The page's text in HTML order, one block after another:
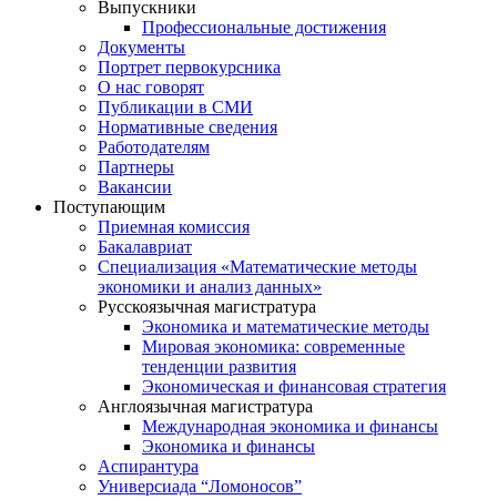
Выпускники
Профессиональные достижения
Документы
Портрет первокурсника
О нас говорят
Публикации в СМИ
Нормативные сведения
Работодателям
Партнеры
Вакансии
Поступающим
Приемная комиссия
Бакалавриат
Специализация «Математические методы
экономики и анализ данных»
Русскоязычная магистратура
Экономика и математические методы
Мировая экономика: современные
тенденции развития
Экономическая и финансовая стратегия
Англоязычная магистратура
Международная экономика и финансы
Экономика и финансы
Аспирантура
Универсиада “Ломоносов”